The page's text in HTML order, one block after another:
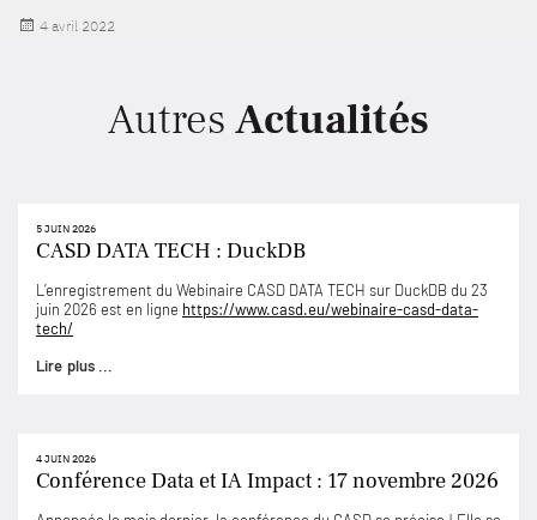
Publié
4 avril 2022
Autres Actualités
5 JUIN 2026
CASD DATA TECH : DuckDB
L’enregistrement du Webinaire CASD DATA TECH sur DuckDB du 23
juin 2026 est en ligne https://www.casd.eu/webinaire-casd-data-
tech/
Lire plus ...
4 JUIN 2026
Conférence Data et IA Impact : 17 novembre 2026